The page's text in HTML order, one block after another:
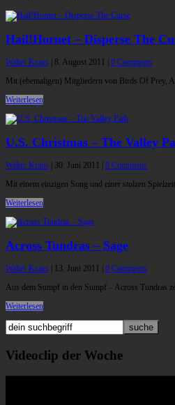
Hail!Hornet – Disperse The
Walter Kraus 8. August 2011
0 Comments
Mit (ehemaligen) Mitgliedern von Birds Of Prey,
Weiterlesen
U.S. Christmas – The Valley
Walter Kraus 30. Juni 2011
0 Comments
Mit einem einzigen Song und einer stolzen
Weiterlesen
Across Tundras – Sage
Walter Kraus 13. Juni 2011
0 Comments
Aus dem Sumpf in den Sumpf – Across Tundras
Weiterlesen
Videoclip der Woche